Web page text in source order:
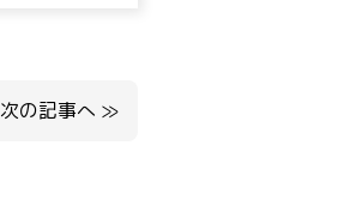
次の記事へ ≫